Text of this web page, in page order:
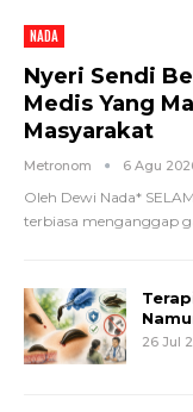
NADA
Nyeri Sendi
Medis Yang
Masyarakat
Metronom 6 Agu
Oleh Dewi Nada*
terbiasa menganggap
26 Jul